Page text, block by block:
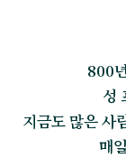
800
성
지금도 많은 사
매